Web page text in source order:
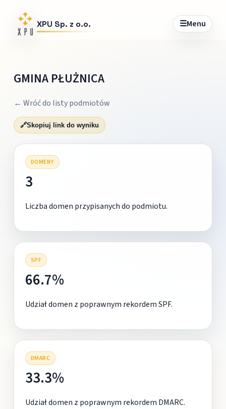
XPU Sp. z o.o. ☰Menu
GMINA PŁUŻNICA
← Wróć do listy podmiotów
🔗Skopiuj link do wyniku
DOMENY
3
Liczba domen przypisanych do podmiotu.
SPF
66.7%
Udział domen z poprawnym rekordem SPF.
DMARC
33.3%
Udział domen z poprawnym rekordem DMARC.